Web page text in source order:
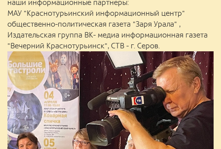
наши информационные партнеры:
МАУ "Краснотурьинский информационный центр"
общественно-политическая газета "Заря Урала" ,
Издательская группа ВК- медиа информационная газета
"Вечерний Краснотурьинск", СТВ - г. Серов.